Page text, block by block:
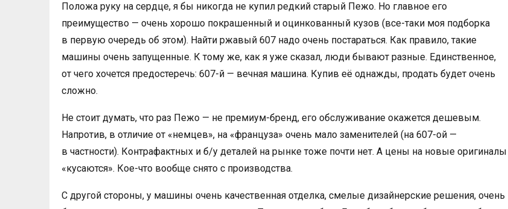
Положа руку на сердце, я бы никогда не купил редкий старый Пежо. Но главное его
преимущество — очень хорошо покрашенный и оцинкованный кузов (все-таки моя подборка
в первую очередь об этом). Найти ржавый 607 надо очень постараться. Как правило, такие
машины очень запущенные. К тому же, как я уже сказал, люди бывают разные. Единственное,
от чего хочется предостеречь: 607-й — вечная машина. Купив её однажды, продать будет очень
сложно.
Не стоит думать, что раз Пежо — не премиум-бренд, его обслуживание окажется дешевым.
Напротив, в отличие от «немцев», на «француза» очень мало заменителей (на 607-ой —
в частности). Контрафактных и б/у деталей на рынке тоже почти нет. А цены на новые оригиналы
«кусаются». Кое-что вообще снято с производства.
С другой стороны, у машины очень качественная отделка, смелые дизайнерские решения, очень